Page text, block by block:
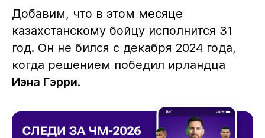
Добавим, что в этом месяце
казахстанскому бойцу исполнится 31
год. Он не бился с декабря 2024 года,
когда решением победил ирландца
Иэна Гэрри.